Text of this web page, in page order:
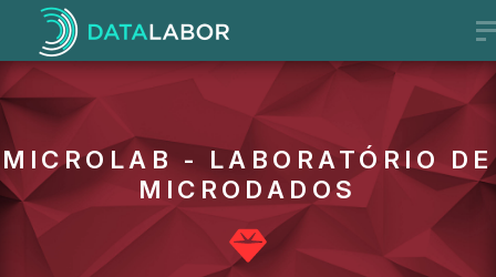
MICROLAB - LABORATÓRIO DE
MICRODADOS